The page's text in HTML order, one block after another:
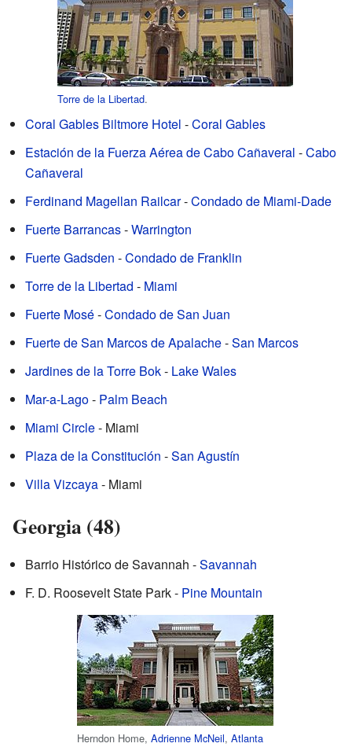
Torre de la Libertad.
Coral Gables Biltmore Hotel -Coral Gables
Estación de la Fuerza Aérea de Cabo Cañaveral -Cabo
Cañaveral
Ferdinand Magellan Railcar-Condado de Miami-Dade
Fuerte Barrancas-Warrington
Fuerte Gadsden -Condado de Franklin
Torre de la Libertad - Miami
Fuerte Mosé-Condado de San Juan
Fuerte de San Marcos de Apalache-San Marcos
Jardines de la Torre Bok- Lake Wales
Mar-a-Lago- Palm Beach
Miami Circle- Miami
Plaza de la Constitución -San Agustín
Villa Vizcaya- Miami
Georgia (48)
Barrio Histórico de Savannah -Savannah
F. D. Roosevelt State Park - Pine Mountain
Herndon Home, Adrienne McNeil, Atlanta